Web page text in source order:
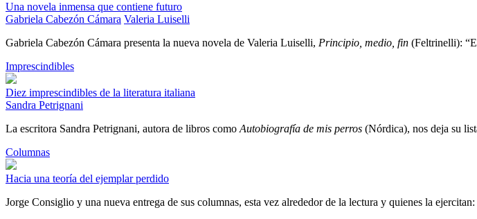
Una novela inmensa que contiene futuro
Gabriela Cabezón Cámara Valeria Luiselli
Gabriela Cabezón Cámara presenta la nueva novela de Valeria Luiselli, Principio, medio, fin (Feltrinelli):
Imprescindibles
Diez imprescindibles de la literatura italiana
Sandra Petrignani
La escritora Sandra Petrignani, autora de libros como Autobiografía de mis perros (Nórdica), nos deja su
Columnas
Hacia una teoría del ejemplar perdido
Jorge Consiglio y una nueva entrega de sus columnas, esta vez alrededor de la lectura y quienes la